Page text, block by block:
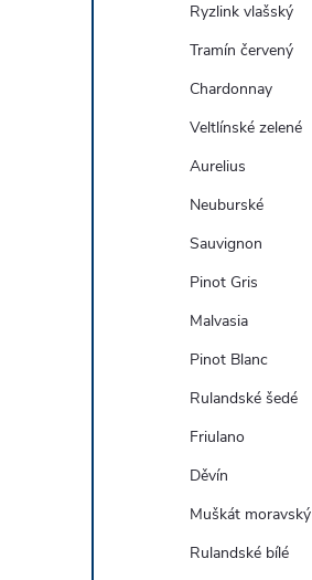
Ryzlink vlašský
Tramín červený
Chardonnay
Veltlínské zelené
Aurelius
Neuburské
Sauvignon
Pinot Gris
Malvasia
Pinot Blanc
Rulandské šedé
Friulano
Děvín
Muškát moravský
Rulandské bílé